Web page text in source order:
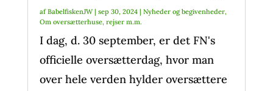
afBabelfiskenJW| sep 30, 2024| Nyheder og begivenheder,
Om oversætterhuse, rejser m.m.
I dag, d. 30 september, er det FN's
officielle oversætterdag, hvor man
over hele verden hylder oversættere